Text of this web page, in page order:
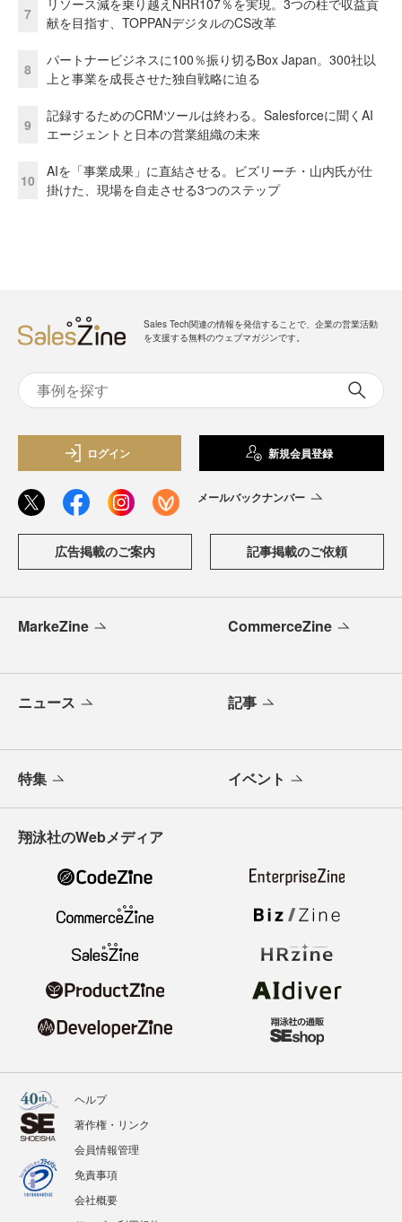
7
リソース減を乗り越えNRR107％を実現。3つの柱で収益貢
献を目指す、TOPPANデジタルのCS改革
8
パートナービジネスに100％振り切るBox Japan。300社以
上と事業を成長させた独自戦略に迫る
9
記録するためのCRMツールは終わる。Salesforceに聞くAI
エージェントと日本の営業組織の未来
10
AIを「事業成果」に直結させる。ビズリーチ・山内氏が仕
掛けた、現場を自走させる3つのステップ
Sales Tech関連の情報を発信することで、企業の営業活動
を支援する無料のウェブマガジンです。
ログイン 新規会員登録
メールバックナンバー
広告掲載のご案内 記事掲載のご依頼
MarkeZine CommerceZine
ニュース 記事
特集 イベント
翔泳社のWebメディア
ヘルプ
著作権・リンク
会員情報管理
免責事項
会社概要